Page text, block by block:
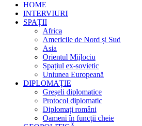
HOME
INTERVIURI
SPAȚII
Africa
Americile de Nord și Sud
Asia
Orientul Mijlociu
Spațiul ex-sovietic
Uniunea Europeană
DIPLOMAȚIE
Greșeli diplomatice
Protocol diplomatic
Diplomați români
Oameni în funcții cheie